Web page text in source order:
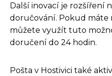
Další inovací je rozšíření
doručování. Pokud máte
můžete využít tuto
doručení do 24 hodin.
Pošta v Hostivici také